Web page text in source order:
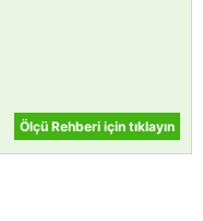
Ölçü Rehberi için tıklayın